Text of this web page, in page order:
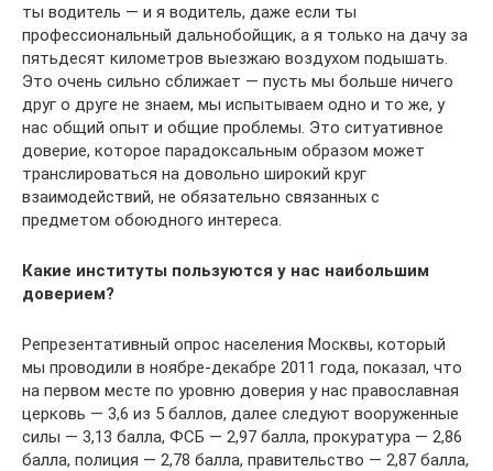
ты водитель — и я водитель, даже если ты
профессиональный дальнобойщик, а я только на дачу за
пятьдесят километров выезжаю воздухом подышать.
Это очень сильно сближает — пусть мы больше ничего
друг о друге не знаем, мы испытываем одно и то же, у
нас общий опыт и общие проблемы. Это ситуативное
доверие, которое парадоксальным образом может
транслироваться на довольно широкий круг
взаимодействий, не обязательно связанных с
предметом обоюдного интереса.
Какие институты пользуются у нас наибольшим
доверием?
Репрезентативный опрос населения Москвы, который
мы проводили в ноябре-декабре 2011 года, показал, что
на первом месте по уровню доверия у нас православная
церковь — 3,6 из 5 баллов, далее следуют вооруженные
силы — 3,13 балла, ФСБ — 2,97 балла, прокуратура — 2,86
балла, полиция — 2,78 балла, ­правительство — 2,87 балла,